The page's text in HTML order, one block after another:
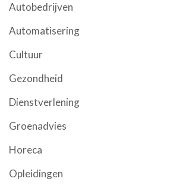
Autobedrijven
Automatisering
Cultuur
Gezondheid
Dienstverlening
Groenadvies
Horeca
Opleidingen